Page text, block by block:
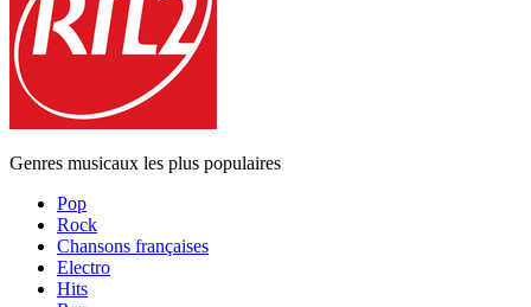
Genres musicaux les plus populaires
Pop
Rock
Chansons françaises
Electro
Hits